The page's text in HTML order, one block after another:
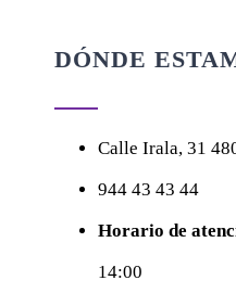
DÓNDE
Calle Irala, 31
944 43 43 44
Horario de
14:00